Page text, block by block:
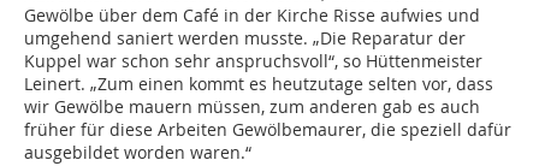
Gewölbe über dem Café in der Kirche Risse aufwies und
umgehend saniert werden musste. „Die Reparatur der
Kuppel war schon sehr anspruchsvoll“, so Hüttenmeister
Leinert. „Zum einen kommt es heutzutage selten vor, dass
wir Gewölbe mauern müssen, zum anderen gab es auch
früher für diese Arbeiten Gewölbemaurer, die speziell dafür
ausgebildet worden waren.“